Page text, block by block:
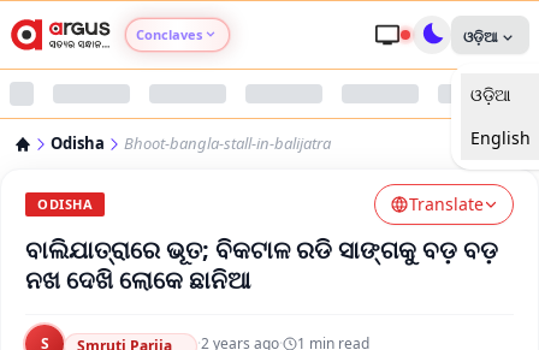
Conclaves
Argus Nari Shakti
Argus Health Connect
ଓଡ଼ିଆ
ଓଡ଼ିଆ
English
Odisha Bhoot-bangla-stall-in-balijatra
ODISHA Translate
ବାଲିଯାତ୍ରାରେ ଭୂତ; ବିକଟାଳ ରଡି ସାଙ୍ଗକୁ ବଡ଼ ବଡ଼
ନଖ ଦେଖି ଲୋକେ ଛାନିଆ
S Smruti Parija ·2 years ago· 1 min read